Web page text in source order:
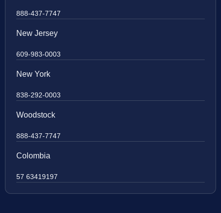
888-437-7747
New Jersey
609-983-0003
New York
838-292-0003
Woodstock
888-437-7747
Colombia
57 63419197